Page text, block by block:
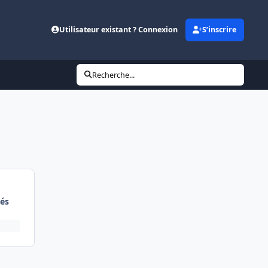
Utilisateur existant ? Connexion S’inscrire
Recherche...